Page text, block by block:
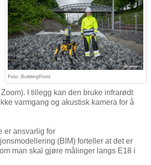
Foto: BuildingPoint
I tillegg kan den bruke infrarødt
varmgang og akustisk kamera for å
er ansvarlig for
(BIM) forteller at det er
man skal gjøre målinger langs E18 i